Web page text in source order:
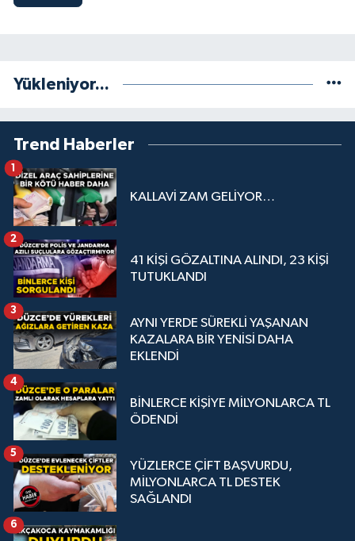
Yükleniyor...
Trend Haberler
KALLAVİ ZAM GELİYOR…
1
41 KİŞİ GÖZALTINA ALINDI, 23 KİŞİ
TUTUKLANDI
2
AYNI YERDE SÜREKLİ YAŞANAN
KAZALARA BİR YENİSİ DAHA
EKLENDİ
3
BİNLERCE KİŞİYE MİLYONLARCA TL
ÖDENDİ
4
YÜZLERCE ÇİFT BAŞVURDU,
MİLYONLARCA TL DESTEK
SAĞLANDI
5
6